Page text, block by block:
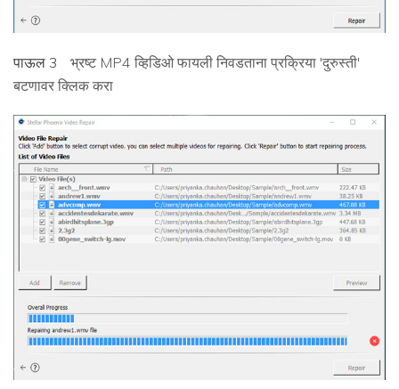
पाऊल 3
भ्रष्ट MP4 व्हिडिओ फायली निवडताना प्रक्रिया 'दुरुस्ती'
बटणावर क्लिक करा